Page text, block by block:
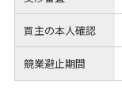
買主の本人確認
競業避止期間